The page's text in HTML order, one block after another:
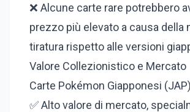
❌ Alcune carte rare potrebbero
prezzo più elevato a causa della
tiratura rispetto alle versioni
Valore Collezionistico e Mercato
Carte Pokémon Giapponesi (JAP)
✅ Alto valore di mercato,